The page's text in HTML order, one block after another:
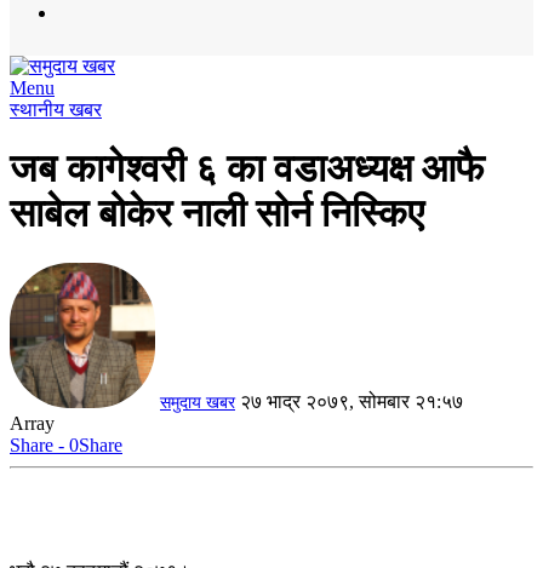
Menu
स्थानीय खबर
जब कागेश्वरी ६ का वडाअध्यक्ष आफै
साबेल बोकेर नाली सोर्न निस्किए
समुदाय खबर २७ भाद्र २०७९, सोमबार २१:५७
Array
Share - 0Share